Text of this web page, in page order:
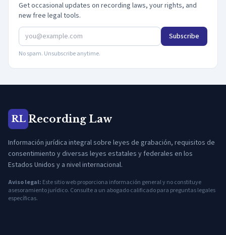
Get occasional updates on recording laws, your rights, and
new free legal tools.
Subscribe
No spam. Unsubscribe anytime.
RL Recording Law
Información jurídica integral sobre leyes de grabación, requisitos de
consentimiento y diversas leyes estatales y federales en los
Estados Unidos y a nivel internacional.
Aviso legal: Este sitio web proporciona información general y no constituye
asesoramiento jurídico. Consulte a un abogado calificado para preguntas legales
específicas.